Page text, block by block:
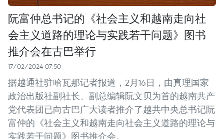
阮富仲总书记的《社会主义和越南走向社
会主义道路的理论与实践若干问题》图书
推介会在古巴举行
17/02/2024 07:50
据越通社驻哈瓦那记者报道，2月16日，由真理国家
政治出版社副社长、副总编辑阮文贝为首的越南共产
党代表团已向古巴广大读者推介了越共中央总书记阮
富仲的《社会主义和越南走向社会主义道路的理论与
实践若干问题》图书推介会。